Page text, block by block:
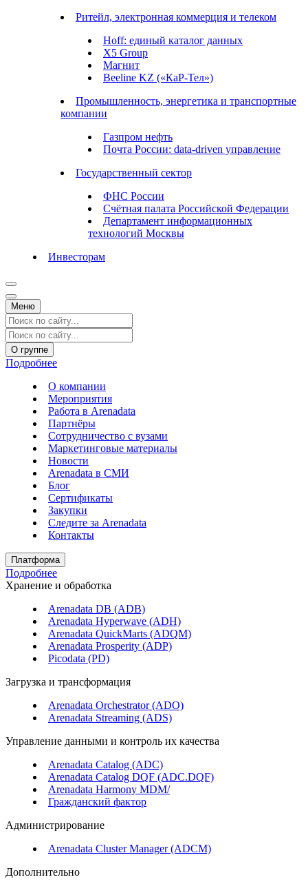
Ритейл, электронная коммерция и телеком
Hoff: единый каталог данных
X5 Group
Магнит
Beeline KZ («КаР-Тел»)
Промышленность, энергетика и транспортные
компании
Газпром нефть
Почта России: data-driven управление
Государственный сектор
ФНС России
Счётная палата Российской Федерации
Департамент информационных
технологий Москвы
Инвесторам
Меню
О группе
Подробнее
О компании
Мероприятия
Работа в Arenadata
Партнёры
Сотрудничество с вузами
Маркетинговые материалы
Новости
Arenadata в СМИ
Блог
Сертификаты
Закупки
Следите за Аrenadata
Контакты
Платформа
Подробнее
Хранение и обработка
Arenadata DB (ADB)
Arenadata Hyperwave (ADH)
Arenadata QuickMarts (ADQM)
Arenadata Prosperity (ADP)
Picodata (PD)
Загрузка и трансформация
Arenadata Orchestrator (ADO)
Arenadata Streaming (ADS)
Управление данными и контроль их качества
Arenadata Catalog (ADC)
Arenadata Catalog DQF (ADС.DQF)
Arenadata Harmony MDM/
Гражданский фактор
Администрирование
Arenadata Cluster Manager (ADCM)
Дополнительно